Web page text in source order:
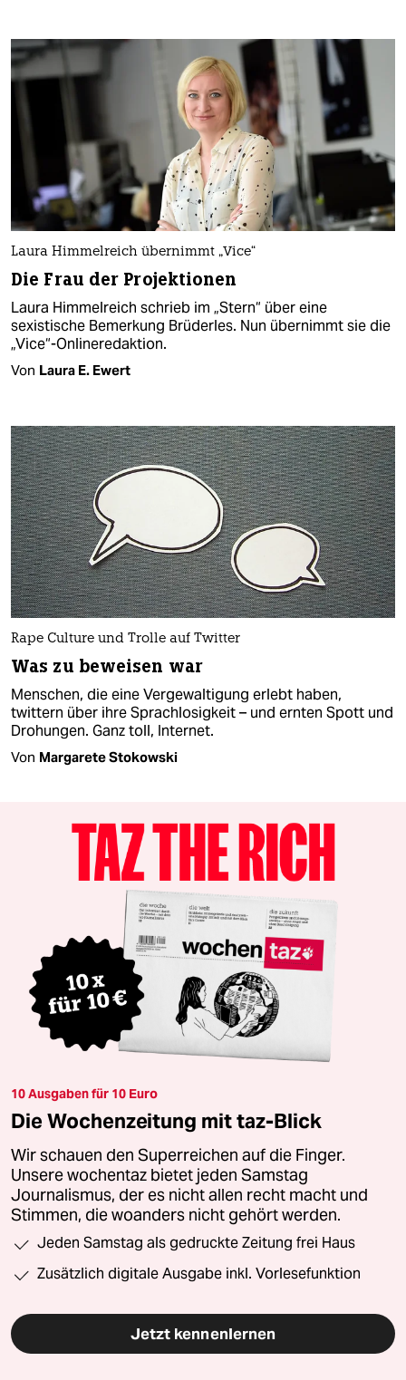
Laura Himmelreich übernimmt „Vice“
Die Frau der Projektionen
Laura Himmelreich schrieb im „Stern“ über eine
sexistische Bemerkung Brüderles. Nun übernimmt sie die
„Vice“-Onlineredaktion.
Von Laura E. Ewert
Rape Culture und Trolle auf Twitter
Was zu beweisen war
Menschen, die eine Vergewaltigung erlebt haben,
twittern über ihre Sprachlosigkeit – und ernten Spott und
Drohungen. Ganz toll, Internet.
Von Margarete Stokowski
10 Ausgaben für 10 Euro
Die Wochenzeitung mit taz-Blick
Wir schauen den Superreichen auf die Finger.
Unsere wochentaz bietet jeden Samstag
Journalismus, der es nicht allen recht macht und
Stimmen, die woanders nicht gehört werden.
Jeden Samstag als gedruckte Zeitung frei Haus
Zusätzlich digitale Ausgabe inkl. Vorlesefunktion
Jetzt kennenlernen